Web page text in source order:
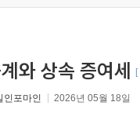
와 상속 증여세
인포마인 2026년 05월 18일